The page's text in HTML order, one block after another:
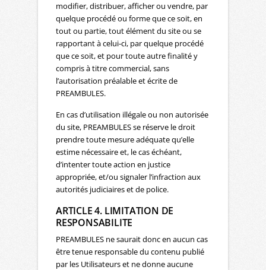
modifier, distribuer, afficher ou vendre, par
quelque procédé ou forme que ce soit, en
tout ou partie, tout élément du site ou se
rapportant à celui-ci, par quelque procédé
que ce soit, et pour toute autre finalité y
compris à titre commercial, sans
l’autorisation préalable et écrite de
PREAMBULES.
En cas d’utilisation illégale ou non autorisée
du site, PREAMBULES se réserve le droit
prendre toute mesure adéquate qu’elle
estime nécessaire et, le cas échéant,
d’intenter toute action en justice
appropriée, et/ou signaler l’infraction aux
autorités judiciaires et de police.
ARTICLE 4. LIMITATION DE
RESPONSABILITE
PREAMBULES ne saurait donc en aucun cas
être tenue responsable du contenu publié
par les Utilisateurs et ne donne aucune